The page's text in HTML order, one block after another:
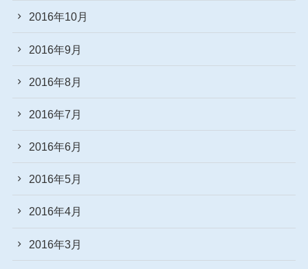
2016年10月
2016年9月
2016年8月
2016年7月
2016年6月
2016年5月
2016年4月
2016年3月